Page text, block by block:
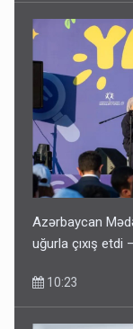
Azərbaycan
uğurla çıxış etdi
10:23